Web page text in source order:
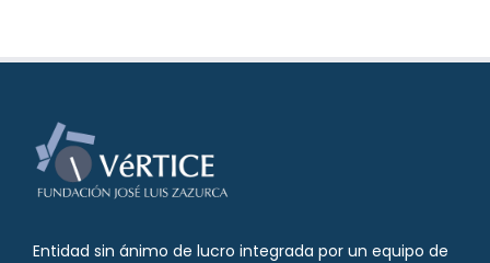
Entidad sin ánimo de lucro integrada por un equipo de